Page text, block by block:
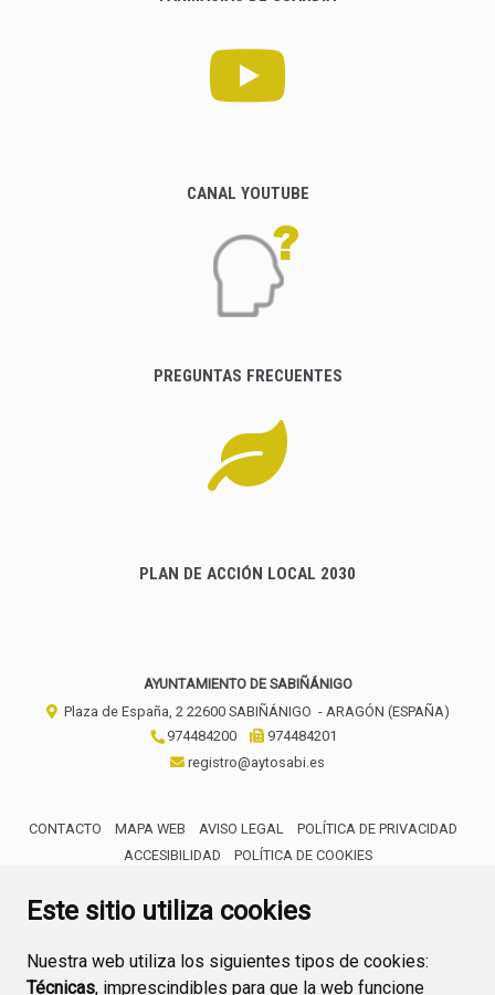
Este sitio utiliza cookies
Nuestra web utiliza los siguientes tipos de cookies:
Técnicas, imprescindibles para que la web funcione
CANAL YOUTUBE
PREGUNTAS FRECUENTES
PLAN DE ACCIÓN LOCAL 2030
AYUNTAMIENTO DE SABIÑÁNIGO
Plaza de España, 2 22600 SABIÑÁNIGO - ARAGÓN (ESPAÑA)
974484200
974484201
registro@aytosabi.es
CONTACTO MAPA WEB AVISO LEGAL
POLÍTICA DE PRIVACIDAD
ACCESIBILIDAD
POLÍTICA DE COOKIES